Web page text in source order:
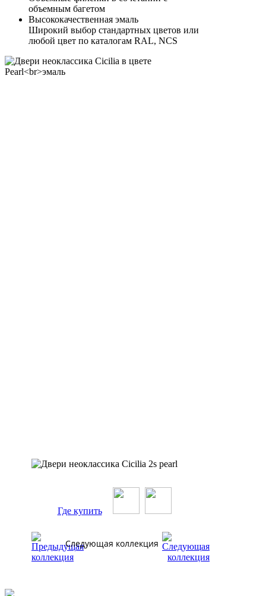
объемным багетом
Высококачественная эмаль
Широкий выбор стандартных цветов или
любой цвет по каталогам RAL, NCS
Где купить
Следующая коллекция